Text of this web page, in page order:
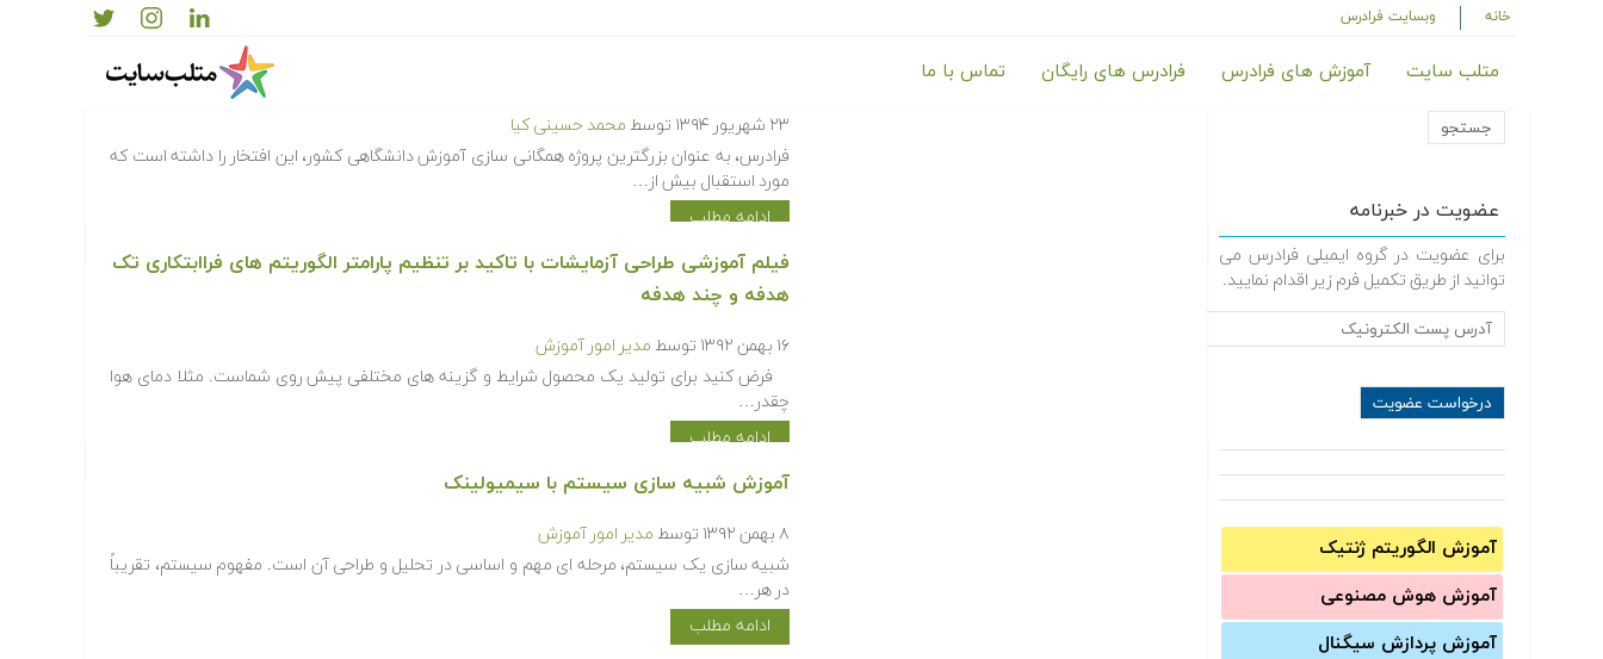
خانه وبسایت فرادرس
متلب سایت آموزش های فرادرس فرادرس های رایگان تماس با ما
عضویت در خبرنامه
برای عضویت در گروه ایمیلی فرادرس می
توانید از طریق تکمیل فرم زیر اقدام نمایید.
آموزش الگوریتم ژنتیک
آموزش‌ هوش مصنوعی
آموزش‌ پردازش سیگنال
۲۳ شهریور ۱۳۹۴ توسط محمد حسینی کیا
فرادرس، به عنوان بزرگترین پروژه همگانی سازی آموزش دانشگاهی کشور، این افتخار را داشته است که
مورد استقبال بیش از…
ادامه مطلب
فیلم آموزشی طراحی آزمایشات با تاکید بر تنظیم پارامتر الگوریتم های فراابتکاری تک
هدفه و چند هدفه
۱۶ بهمن ۱۳۹۲ توسط مدیر امور آموزش
فرض کنید برای تولید یک محصول شرایط و گزینه های مختلفی پیش روی شماست. مثلا دمای هوا
چقدر…
ادامه مطلب
آموزش شبیه سازی سیستم با سیمیولینک
۸ بهمن ۱۳۹۲ توسط مدیر امور آموزش
شبیه سازی یک سیستم، مرحله ای مهم و اساسی در تحلیل و طراحی آن است. مفهوم سیستم، تقریباً
در هر…
ادامه مطلب